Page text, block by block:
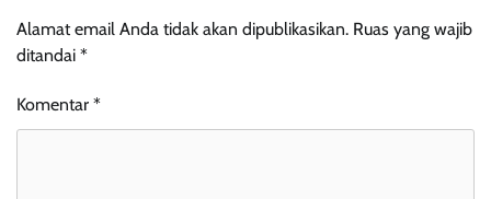
Alamat email Anda tidak akan dipublikasikan. Ruas yang wajib
ditandai *
Komentar *